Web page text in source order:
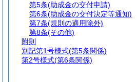
第5条(助成金の交付申請)
第6条(助成金の交付決定等通知)
第7条(規則の適用除外)
第8条(その他)
附則
別記第1号様式(第5条関係)
第2号様式(第6条関係)